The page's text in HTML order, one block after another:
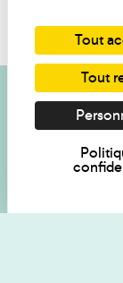
Je
Tout
Tout